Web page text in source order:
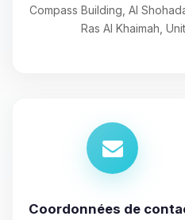
Compass Building, Al
Ras Al Khaimah,
Coordonnées de
Youpi, enfin
parler ! Moi c’est
assistant
tu as besoin et je
09/08/2026 à 12:25